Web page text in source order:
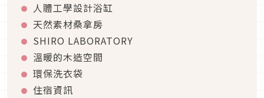
人體工學設計浴缸
天然素材桑拿房
SHIRO LABORATORY
溫暖的木造空間
環保洗衣袋
住宿資訊